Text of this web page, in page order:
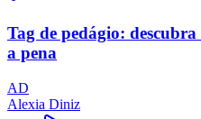
Tag de pedágio: descubra
a pena
AD
Alexia Diniz